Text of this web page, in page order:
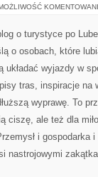
o turystyce po
o osobach, które
układać wyjazdy w
tras, inspiracje na
wyprawę. To
ciszę, ale też dla
i gospodarka
nastrojowymi